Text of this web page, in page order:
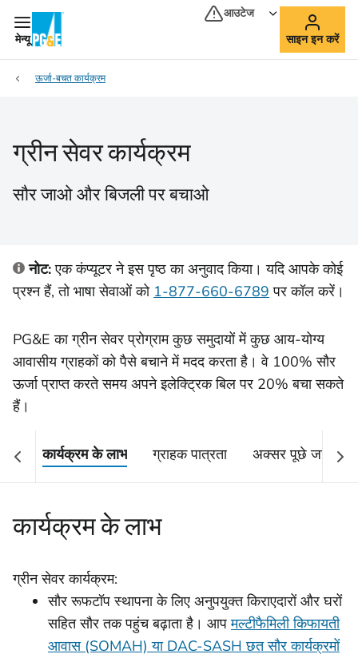
मेन्यू
आउटेज
साइन इन करें
ऊर्जा-बचत कार्यक्रम
ग्रीन सेवर कार्यक्रम
सौर जाओ और बिजली पर बचाओ
नोट:एक कंप्यूटर ने इस पृष्ठ का अनुवाद किया। यदि आपके कोई
प्रश्न हैं, तो भाषा सेवाओं को 1-877-660-6789 पर कॉल करें।
PG&E का ग्रीन सेवर प्रोग्राम कुछ समुदायों में कुछ आय-योग्य
आवासीय ग्राहकों को पैसे बचाने में मदद करता है। वे 100% सौर
ऊर्जा प्राप्त करते समय अपने इलेक्ट्रिक बिल पर 20% बचा सकते
हैं।
कार्यक्रम के लाभ ग्राहक पात्रता अक्सर पूछे जाने वाले
कार्यक्रम के लाभ
ग्रीन सेवर कार्यक्रम:
सौर रूफटॉप स्थापना के लिए अनुपयुक्त किराएदारों और घरों
सहित सौर तक पहुंच बढ़ाता है। आपमल्टीफैमिली किफायती
आवास (SOMAH) या DAC-SASH छत सौर कार्यक्रमों